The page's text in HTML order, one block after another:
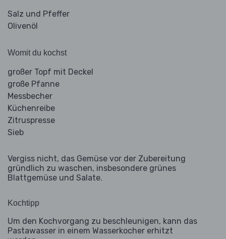
Salz und Pfeffer
Olivenöl
Womit du kochst
großer Topf mit Deckel
große Pfanne
Messbecher
Küchenreibe
Zitruspresse
Sieb
Vergiss nicht, das Gemüse vor der Zubereitung
gründlich zu waschen, insbesondere grünes
Blattgemüse und Salate.
Kochtipp
Um den Kochvorgang zu beschleunigen, kann das
Pastawasser in einem Wasserkocher erhitzt